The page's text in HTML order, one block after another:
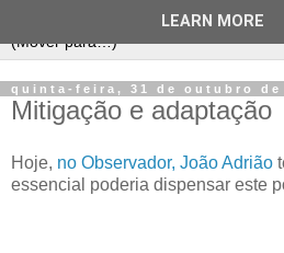
quinta-feira, 31 de outubro de
Mitigação e adaptação
Hoje, no Observador, João Adrião
essencial poderia dispensar este
LEARN MORE